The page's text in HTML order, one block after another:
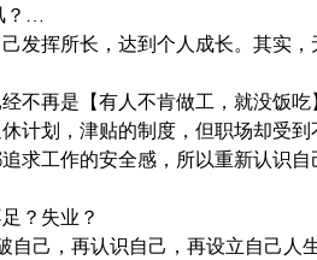
？…
发挥所长，达到个人成长。其实
不再是【有人不肯做工，就没饭
计划，津贴的制度，但职场却受
求工作的安全感，所以重新认识
？失业？
自己，再认识自己，再设立自己人